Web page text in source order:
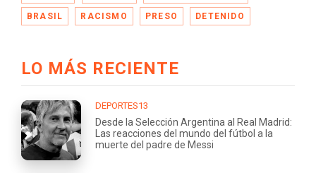
BRASIL RACISMO PRESO DETENIDO
LO MÁS RECIENTE
DEPORTES13
Desde la Selección Argentina al Real Madrid:
Las reacciones del mundo del fútbol a la
muerte del padre de Messi